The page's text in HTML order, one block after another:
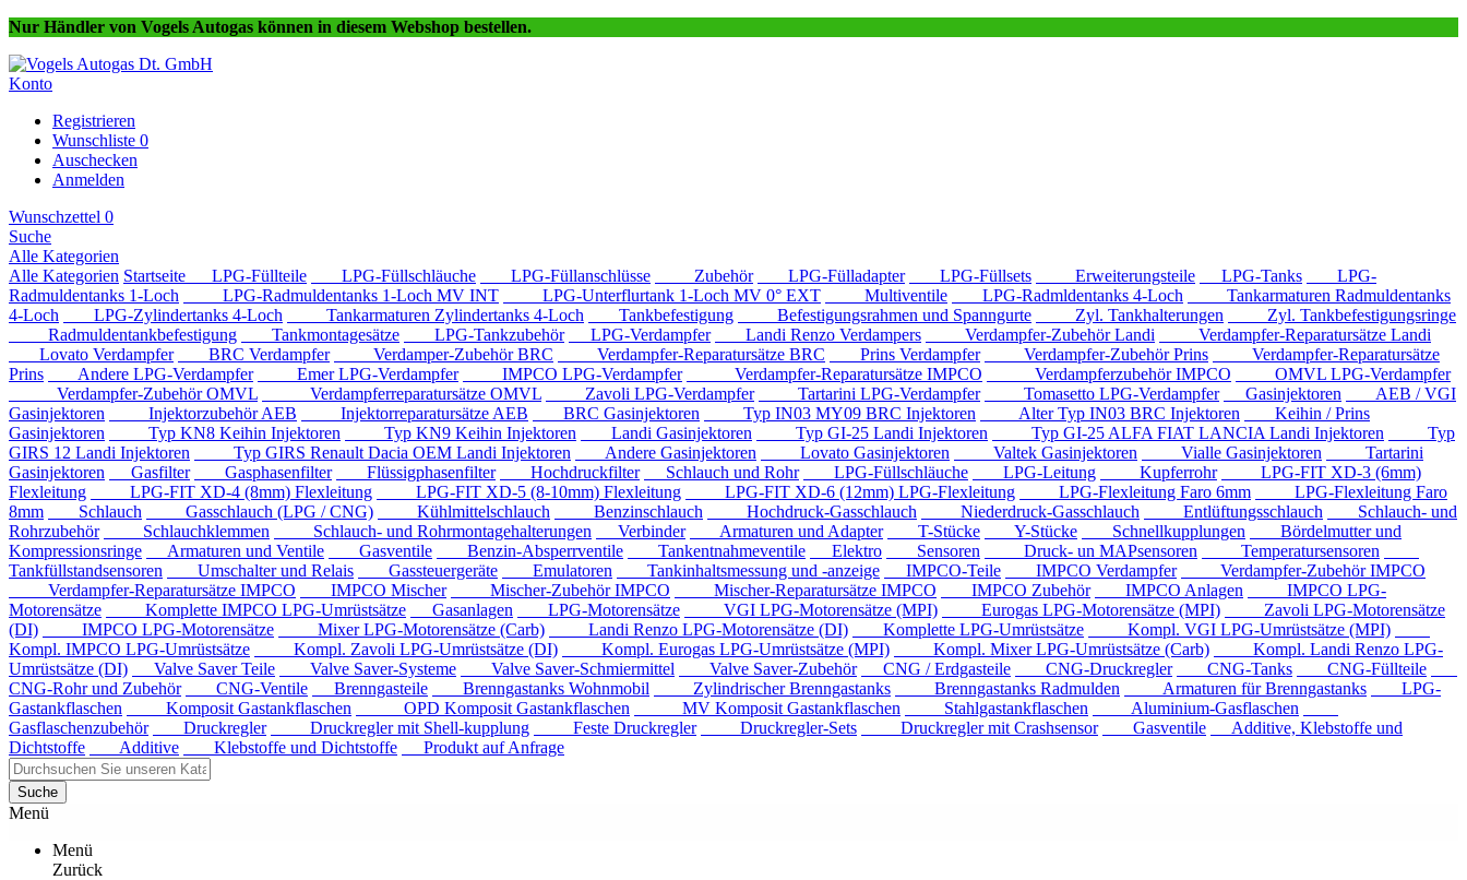
Nur Händler von Vogels Autogas können in diesem Webshop bestellen.
Konto
Registrieren
Wunschliste 0
Auschecken
Anmelden
Wunschzettel 0
Suche
Alle Kategorien
Alle Kategorien Startseite LPG-Füllteile LPG-Füllschläuche LPG-Füllanschlüsse Zubehör LPG-Fülladapter LPG-Füllsets Erweiterungsteile LPG-Tanks
LPG-
Radmuldentanks 1-Loch
LPG-Radmuldentanks 1-Loch MV INT LPG-Unterflurtank 1-Loch MV 0° EXT Multiventile LPG-Radmldentanks 4-Loch
Tankarmaturen Radmuldentanks
4-Loch
LPG-Zylindertanks 4-Loch Tankarmaturen Zylindertanks 4-Loch Tankbefestigung Befestigungsrahmen und Spanngurte Zyl. Tankhalterungen
Zyl. Tankbefestigungsringe
Radmuldentankbefestigung
Tankmontagesätze LPG-Tankzubehör LPG-Verdampfer Landi Renzo Verdampers Verdampfer-Zubehör Landi
Verdampfer-Reparatursätze Landi
Lovato Verdampfer
BRC Verdampfer Verdamper-Zubehör BRC Verdampfer-Reparatursätze BRC Prins Verdampfer Verdampfer-Zubehör Prins
Verdampfer-Reparatursätze
Prins
Andere LPG-Verdampfer Emer LPG-Verdampfer IMPCO LPG-Verdampfer Verdampfer-Reparatursätze IMPCO Verdampferzubehör IMPCO
OMVL LPG-Verdampfer
Verdampfer-Zubehör OMVL
Verdampferreparatursätze OMVL Zavoli LPG-Verdampfer Tartarini LPG-Verdampfer Tomasetto LPG-Verdampfer Gasinjektoren
AEB / VGI
Gasinjektoren
Injektorzubehör AEB Injektorreparatursätze AEB BRC Gasinjektoren Typ IN03 MY09 BRC Injektoren Alter Typ IN03 BRC Injektoren
Keihin / Prins
Gasinjektoren
Typ KN8 Keihin Injektoren Typ KN9 Keihin Injektoren Landi Gasinjektoren Typ GI-25 Landi Injektoren Typ GI-25 ALFA FIAT LANCIA Landi Injektoren
Typ
GIRS 12 Landi Injektoren
Typ GIRS Renault Dacia OEM Landi Injektoren Andere Gasinjektoren Lovato Gasinjektoren Valtek Gasinjektoren Vialle Gasinjektoren
Tartarini
Gasinjektoren
Gasfilter Gasphasenfilter Flüssigphasenfilter Hochdruckfilter Schlauch und Rohr LPG-Füllschläuche LPG-Leitung Kupferrohr
LPG-FIT XD-3 (6mm)
Flexleitung
LPG-FIT XD-4 (8mm) Flexleitung LPG-FIT XD-5 (8-10mm) Flexleitung LPG-FIT XD-6 (12mm) LPG-Flexleitung LPG-Flexleitung Faro 6mm
LPG-Flexleitung Faro
8mm
Schlauch Gasschlauch (LPG / CNG) Kühlmittelschlauch Benzinschlauch Hochdruck-Gasschlauch Niederdruck-Gasschlauch Entlüftungsschlauch
Schlauch- und
Rohrzubehör
Schlauchklemmen Schlauch- und Rohrmontagehalterungen Verbinder Armaturen und Adapter T-Stücke Y-Stücke Schnellkupplungen
Bördelmutter und
Kompressionsringe
Armaturen und Ventile Gasventile Benzin-Absperrventile Tankentnahmeventile Elektro Sensoren Druck- un MAPsensoren
Temperatursensoren
Tankfüllstandsensoren
Umschalter und Relais Gassteuergeräte Emulatoren Tankinhaltsmessung und -anzeige IMPCO-Teile IMPCO Verdampfer
Verdampfer-Zubehör IMPCO
Verdampfer-Reparatursätze IMPCO
IMPCO Mischer Mischer-Zubehör IMPCO Mischer-Reparatursätze IMPCO IMPCO Zubehör IMPCO Anlagen
IMPCO LPG-
Motorensätze
Komplette IMPCO LPG-Umrüstsätze Gasanlagen LPG-Motorensätze VGI LPG-Motorensätze (MPI) Eurogas LPG-Motorensätze (MPI)
Zavoli LPG-Motorensätze
(DI)
IMPCO LPG-Motorensätze Mixer LPG-Motorensätze (Carb) Landi Renzo LPG-Motorensätze (DI) Komplette LPG-Umrüstsätze
Kompl. VGI LPG-Umrüstsätze (MPI)
Kompl. IMPCO LPG-Umrüstsätze
Kompl. Zavoli LPG-Umrüstsätze (DI) Kompl. Eurogas LPG-Umrüstsätze (MPI) Kompl. Mixer LPG-Umrüstsätze (Carb)
Kompl. Landi Renzo LPG-
Umrüstsätze (DI)
Valve Saver Teile Valve Saver-Systeme Valve Saver-Schmiermittel Valve Saver-Zubehör CNG / Erdgasteile CNG-Druckregler CNG-Tanks
CNG-Füllteile
CNG-Rohr und Zubehör
CNG-Ventile Brenngasteile Brenngastanks Wohnmobil Zylindrischer Brenngastanks Brenngastanks Radmulden Armaturen für Brenngastanks
LPG-
Gastankflaschen
Komposit Gastankflaschen OPD Komposit Gastankflaschen MV Komposit Gastankflaschen Stahlgastankflaschen
Aluminium-Gasflaschen
Gasflaschenzubehör
Druckregler Druckregler mit Shell-kupplung Feste Druckregler Druckregler-Sets Druckregler mit Crashsensor Gasventile
Additive, Klebstoffe und
Dichtstoffe
Additive Klebstoffe und Dichtstoffe Produkt auf Anfrage
Suche
Menü
Menü
Zurück